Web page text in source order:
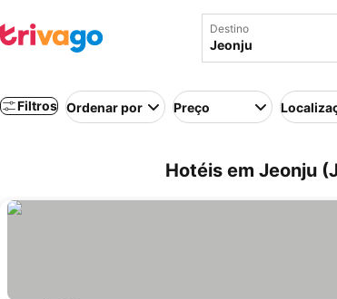
Destino
Filtros Ordenar por Preço
Hotéis em Jeonju